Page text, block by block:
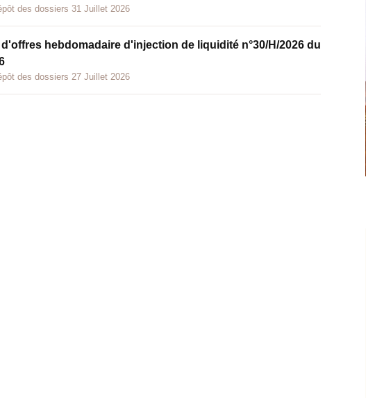
des dossiers 31 Juillet 2026
hebdomadaire d'injection de liquidité n°30/H/2026 du
des dossiers 27 Juillet 2026